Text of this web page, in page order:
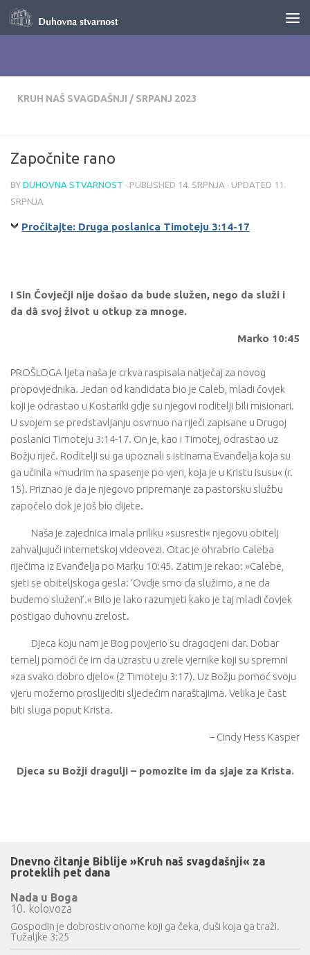
Skip to content
KRUH NAŠ SVAGDAŠNJI / SRPANJ 2023
Započnite rano
BY DUHOVNA STVARNOST · PUBLISHED 14. SRPNJA · UPDATED 11.
SRPNJA
Pročitajte: Druga poslanica Timoteju 3:14-17
I Sin Čovječji nije došao da bude služen, nego da služi i
da dâ svoj život u otkup za mnoge.
Marko 10:45
PROŠLOGA ljeta naša je crkva raspisala natječaj za novog
propovjednika. Jedan od kandidata bio je Caleb, mladi čovjek
koji je odrastao u Kostariki gdje su njegovi roditelji bili misionari.
U svojem se predstavljanju osvrnuo na riječi zapisane u Drugoj
poslanici Timoteju 3:14-17. On je, kao i Timotej, odrastao uz
Božju riječ. Roditelji su ga upoznali s istinama Evanđelja koja su
ga učinila »mudrim na spasenje po vjeri, koja je u Kristu Isusu« (r.
15). Priznao je da je njegovo pripremanje za pastorsku službu
započelo dok je još bio dijete.
Naša je zajednica imala priliku »susresti« njegovu obitelj
zahvaljujući internetskoj videovezi. Otac je ohrabrio Caleba
riječima iz Evanđelja po Marku 10:45. Zatim je rekao: »Calebe,
sjeti se obiteljskoga gesla: ‘Ovdje smo da služimo, a ne da
budemo služeni’.« Bilo je lako razumjeti kako je taj mladi čovjek
postigao duhovnu zrelost.
Djeca koju nam je Bog povjerio su dragocjeni dar. Dobar
temelj pomoći će im da uzrastu u zrele vjernike koji su spremni
»za svako dobro djelo« (2 Timoteju 3:17). Uz Božju pomoć svoju
vjeru možemo proslijediti sljedećim naraštajima. Velika je čast
biti sluga poput Krista.
– Cindy Hess Kasper
Djeca su Božji dragulji – pomozite im da sjaje za Krista.
Dnevno čitanje Biblije »Kruh naš svagdašnji« za
proteklih pet dana
Nada u Boga
10. kolovoza
Gospodin je dobrostiv onome koji ga čeka, duši koja ga traži.
Tužaljke 3:25